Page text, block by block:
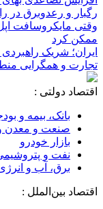
رگبار و رعدوبرق در
وقتی مایکروسافت
ممکن کرد
ایران؛ شریک
تجارت و همگرایی
اقتصاد دولتی :
بانک، بیمه و
صنعت و معدن
بازار خودرو
نفت و
برق، آب و
اقتصاد بین‌الملل :